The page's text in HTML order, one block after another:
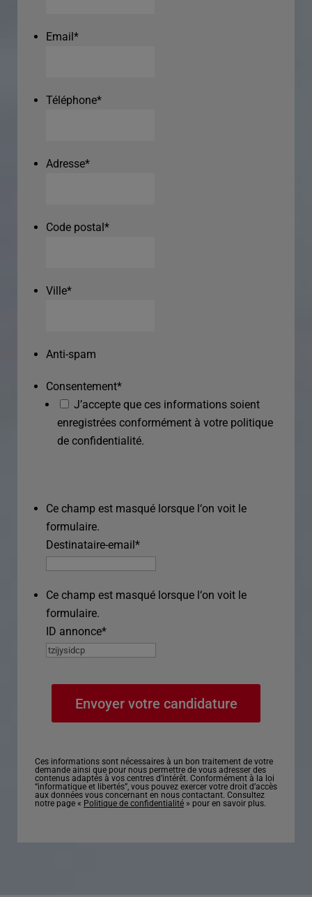
Email*
Téléphone*
Adresse*
Code postal*
Ville*
Anti-spam
Consentement*
J’accepte que ces informations soient
enregistrées conformément à votre politique
de confidentialité.
Ce champ est masqué lorsque l‘on voit le
formulaire.
Destinataire-email*
Ce champ est masqué lorsque l‘on voit le
formulaire.
ID annonce*
Ces informations sont nécessaires à un bon traitement de votre
demande ainsi que pour nous permettre de vous adresser des
contenus adaptés à vos centres d’intérêt. Conformément à la loi
“informatique et libertés”, vous pouvez exercer votre droit d’accès
aux données vous concernant en nous contactant. Consultez
notre page « Politique de confidentialité » pour en savoir plus.